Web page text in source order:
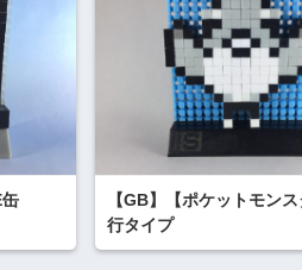
缶
【GB】【ポケットモン
行タイプ